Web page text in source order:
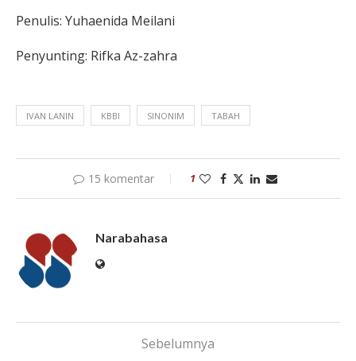
Penulis: Yuhaenida Meilani
Penyunting: Rifka Az-zahra
IVAN LANIN KBBI SINONIM TABAH
15 komentar 1
Narabahasa
Sebelumnya